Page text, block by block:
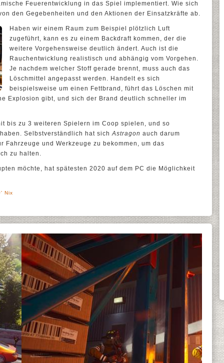
Feuerentwicklung in das Spiel implementiert. Wie sich
den Gegebenheiten und den Aktionen der Einsatzkräfte ab.
Haben wir einem Raum zum Beispiel plötzlich Luft
zugeführt, kann es zu einem Backdraft kommen, der die
weitere Vorgehensweise deutlich ändert. Auch ist die
Rauchentwicklung realistisch und abhängig vom Vorgehen.
Je nachdem welcher Stoff gerade brennt, muss auch das
Löschmittel angepasst werden. Handelt es sich
beispielsweise um einen Fettbrand, führt das Löschen mit
Explosion gibt, und sich der Brand deutlich schneller im
bis zu 3 weiteren Spielern im Coop spielen, und so
Selbstverständlich hat sichAstragon auch darum
Fahrzeuge und Werkzeuge zu bekommen, um das
zu halten.
möchte, hat spätesten 2020 auf dem PC die Möglichkeit
Nix